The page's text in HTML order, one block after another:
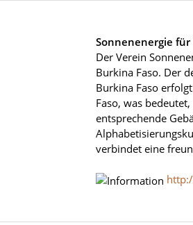
Sonnenenergie für
Der Verein
Burkina Faso. Der
Burkina Faso
Faso, was
entsprechende
verbindet eine